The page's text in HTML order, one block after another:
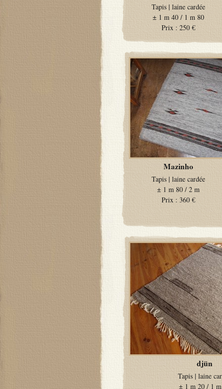
Tapis | laine cardée
± 1 m 40 / 1 m 80
Prix : 250 €
Mazinho
Tapis | laine cardée
± 1 m 80 / 2 m
Prix : 360 €
djün
Tapis | laine
± 1 m 20 / 1